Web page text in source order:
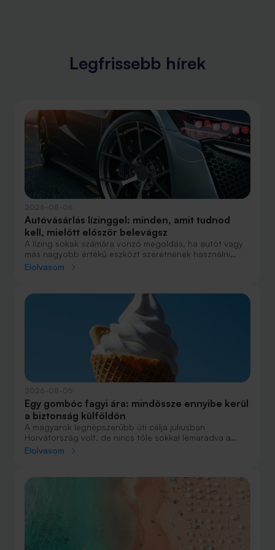
Legfrissebb hírek
Autóvásárlás lízinggel: minden, amit tudnod
kell, mielőtt először belevágsz
A lízing sokak számára vonzó megoldás, ha autót vagy
más nagyobb értékű eszközt szeretnének használni
anélkül, hogy azt egy összegben ki kellene fizetniük.
fogalmak közül, amelyekkel biztosan találkozol.
Elolvasom
Egy gombóc fagyi ára: mindössze ennyibe kerül
a biztonság külföldön
A magyarok legnépszerűbb úti célja júliusban
Horvátország volt, de nincs tőle sokkal lemaradva a
júniust megnyerő Olaszország sem. A tengerparti
nyaralásnak, mint repülővel.
Elolvasom